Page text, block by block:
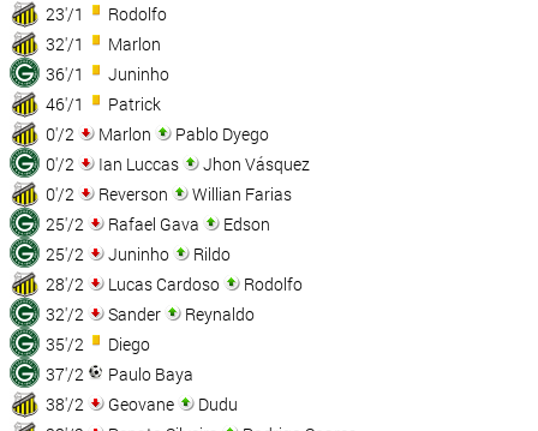
23'/1
Rodolfo
32'/1
Marlon
36'/1
Juninho
46'/1
Patrick
0'/2
Marlon
Pablo Dyego
0'/2
Ian Luccas
Jhon Vásquez
0'/2
Reverson
Willian Farias
25'/2
Rafael Gava
Edson
25'/2
Juninho
Rildo
28'/2
Lucas Cardoso
Rodolfo
32'/2
Sander
Reynaldo
35'/2
Diego
37'/2
Paulo Baya
38'/2
Geovane
Dudu